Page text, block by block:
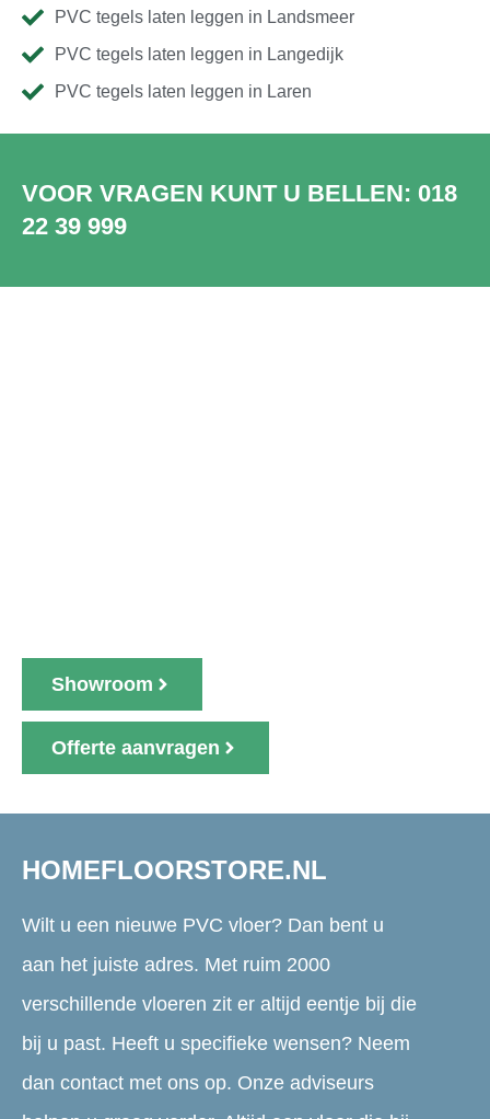
PVC tegels laten leggen in Landsmeer
PVC tegels laten leggen in Langedijk
PVC tegels laten leggen in Laren
VOOR VRAGEN KUNT U BELLEN: 018
22 39 999
Showroom
Offerte aanvragen
HOMEFLOORSTORE.NL
Wilt u een nieuwe PVC vloer? Dan bent u
aan het juiste adres. Met ruim 2000
verschillende vloeren zit er altijd eentje bij die
bij u past. Heeft u specifieke wensen? Neem
dan contact met ons op. Onze adviseurs